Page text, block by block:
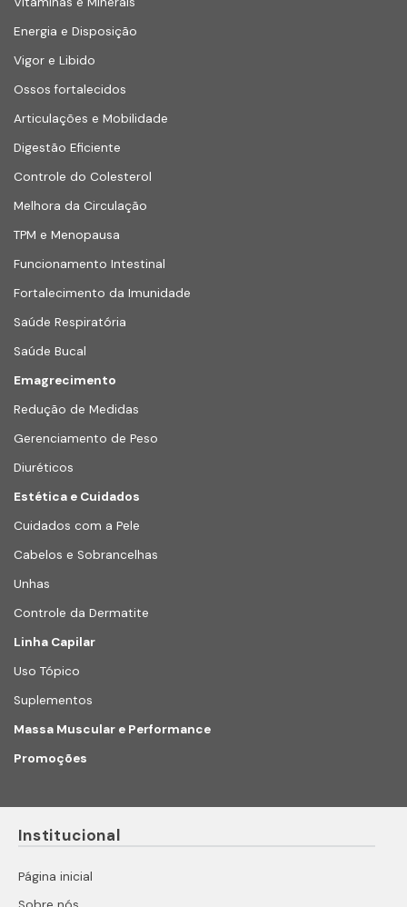
Energia e Disposição
Vigor e Libido
Ossos fortalecidos
Articulações e Mobilidade
Digestão Eficiente
Controle do Colesterol
Melhora da Circulação
TPM e Menopausa
Funcionamento Intestinal
Fortalecimento da Imunidade
Saúde Respiratória
Saúde Bucal
Emagrecimento
Redução de Medidas
Gerenciamento de Peso
Diuréticos
Estética e Cuidados
Cuidados com a Pele
Cabelos e Sobrancelhas
Unhas
Controle da Dermatite
Linha Capilar
Uso Tópico
Suplementos
Massa Muscular e Performance
Promoções
Institucional
Página inicial